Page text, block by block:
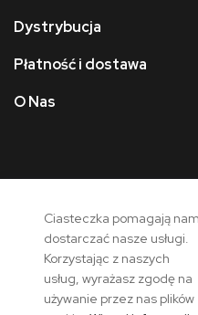
Dystrybucja
Płatność i dostawa
O Nas
Copyright © 2026 - Polska
Ciasteczka pomagają nam
dostarczać nasze usługi.
Korzystając z naszych
usług, wyrażasz zgodę na
używanie przez nas plików